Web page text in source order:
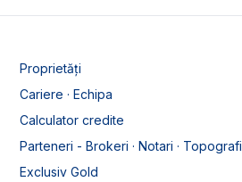
Proprietăți
Cariere · Echipa
Calculator credite
Parteneri - Brokeri · Notari · Topografi
Exclusiv Gold